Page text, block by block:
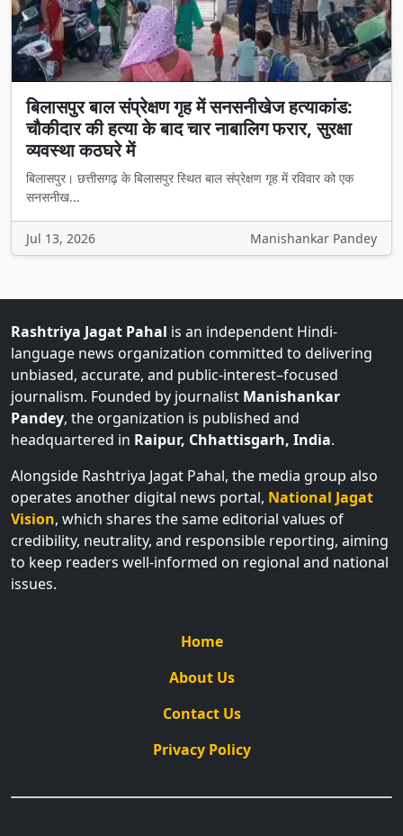
बिलासपुर बाल संप्रेक्षण गृह में सनसनीखेज हत्याकांड:
चौकीदार की हत्या के बाद चार नाबालिग फरार, सुरक्षा
व्यवस्था कठघरे में
बिलासपुर। छत्तीसगढ़ के बिलासपुर स्थित बाल संप्रेक्षण गृह में रविवार को एक
सनसनीख...
Jul 13, 2026 Manishankar Pandey
Rashtriya Jagat Pahal is an independent Hindi-
language news organization committed to delivering
unbiased, accurate, and public-interest–focused
journalism. Founded by journalist Manishankar
Pandey, the organization is published and
headquartered in Raipur, Chhattisgarh, India.
Alongside Rashtriya Jagat Pahal, the media group also
operates another digital news portal, National Jagat
Vision, which shares the same editorial values of
credibility, neutrality, and responsible reporting, aiming
to keep readers well-informed on regional and national
issues.
Home
About Us
Contact Us
Privacy Policy